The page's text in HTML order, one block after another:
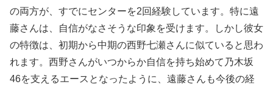
の両方が、すでにセンターを2回経験しています。特に遠
藤さんは、自信がなさそうな印象を受けます。しかし彼女
の特徴は、初期から中期の西野七瀬さんに似ていると思わ
れます。西野さんがいつからか自信を持ち始めて乃木坂
46を支えるエースとなったように、遠藤さんも今後の経